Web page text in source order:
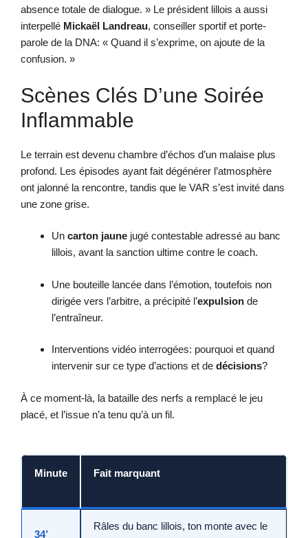
absence totale de dialogue. » Le président lillois a aussi
interpellé Mickaël Landreau, conseiller sportif et porte-
parole de la DNA: « Quand il s’exprime, on ajoute de la
confusion. »
Scènes Clés D’une Soirée
Inflammable
Le terrain est devenu chambre d’échos d’un malaise plus
profond. Les épisodes ayant fait dégénérer l’atmosphère
ont jalonné la rencontre, tandis que le VAR s’est invité dans
une zone grise.
Un carton jaune jugé contestable adressé au banc
lillois, avant la sanction ultime contre le coach.
Une bouteille lancée dans l’émotion, toutefois non
dirigée vers l’arbitre, a précipité l’expulsion de
l’entraîneur.
Interventions vidéo interrogées: pourquoi et quand
intervenir sur ce type d’actions et de décisions?
À ce moment-là, la bataille des nerfs a remplacé le jeu
placé, et l’issue n’a tenu qu’à un fil.
Minute Fait marquant
34’
Râles du banc lillois, ton monte avec le